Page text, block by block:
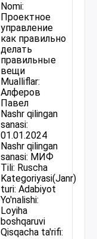
Nomi:
Проектное
управление
как правильно
делать
правильные
вещи
Mualliflar:
Алферов
Павел
Nashr qilingan
sanasi:
01.01.2024
Nashr qilingan
sanasi: МИФ
Tili: Ruscha
Kategoriyasi(Janr)
turi: Adabiyot
Yo'nalishi:
Loyiha
boshqaruvi
Qisqacha ta'rifi: